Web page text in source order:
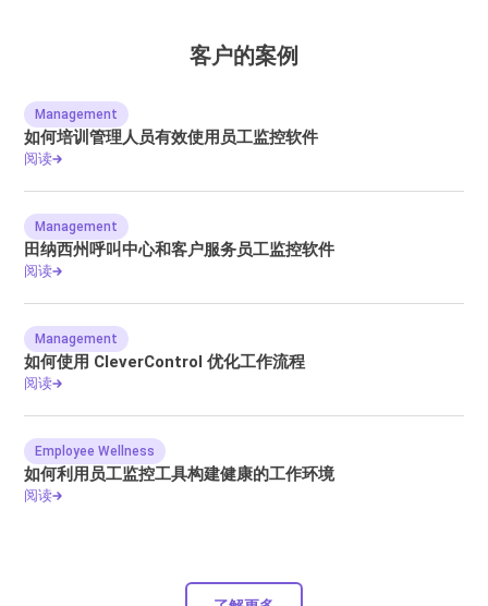
客户的案例
Management
如何培训管理人员有效使用员工监控软件
阅读
Management
田纳西州呼叫中心和客户服务员工监控软件
阅读
Management
如何使用 CleverControl 优化工作流程
阅读
Employee Wellness
如何利用员工监控工具构建健康的工作环境
阅读